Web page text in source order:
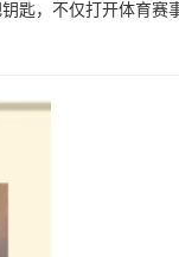
，不仅打开体育